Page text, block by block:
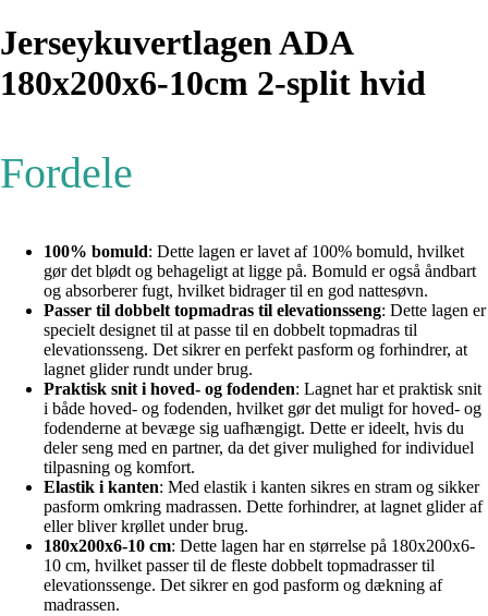
Jerseykuvertlagen ADA
180x200x6-10cm 2-split hvid
Fordele
100% bomuld: Dette lagen er lavet af 100% bomuld, hvilket
gør det blødt og behageligt at ligge på. Bomuld er også åndbart
og absorberer fugt, hvilket bidrager til en god nattesøvn.
Passer til dobbelt topmadras til elevationsseng: Dette lagen er
specielt designet til at passe til en dobbelt topmadras til
elevationsseng. Det sikrer en perfekt pasform og forhindrer, at
lagnet glider rundt under brug.
Praktisk snit i hoved- og fodenden: Lagnet har et praktisk snit
i både hoved- og fodenden, hvilket gør det muligt for hoved- og
fodenderne at bevæge sig uafhængigt. Dette er ideelt, hvis du
deler seng med en partner, da det giver mulighed for individuel
tilpasning og komfort.
Elastik i kanten: Med elastik i kanten sikres en stram og sikker
pasform omkring madrassen. Dette forhindrer, at lagnet glider af
eller bliver krøllet under brug.
180x200x6-10 cm: Dette lagen har en størrelse på 180x200x6-
10 cm, hvilket passer til de fleste dobbelt topmadrasser til
elevationssenge. Det sikrer en god pasform og dækning af
madrassen.